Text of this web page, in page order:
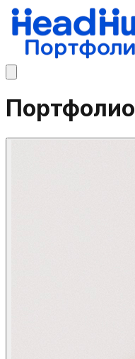
Портфолио